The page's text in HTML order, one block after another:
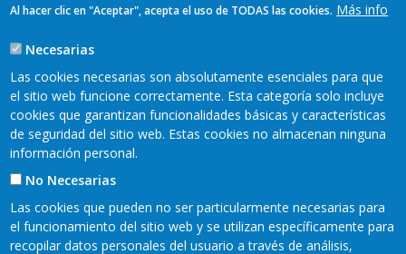
Jornada de presentación de resultados y conclusiones del
creación de producto turístico en la Comarca Oscos-Eo”
Al hacer clic en "Aceptar", acepta el uso de TODAS las cookies. Más info
Necesarias
Las cookies necesarias son absolutamente esenciales para que
el sitio web funcione correctamente. Esta categoría solo incluye
cookies que garantizan funcionalidades básicas y características
de seguridad del sitio web. Estas cookies no almacenan ninguna
información personal.
No Necesarias
Las cookies que pueden no ser particularmente necesarias para
el funcionamiento del sitio web y se utilizan específicamente para
recopilar datos personales del usuario a través de análisis,